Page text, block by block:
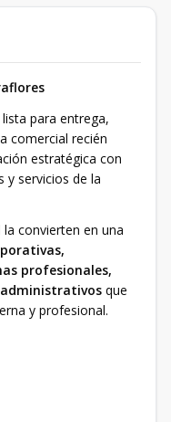
lista para entrega,
comercial recién
estratégica con
y servicios de la
convierten en una
profesionales,
administrativos que
y profesional.